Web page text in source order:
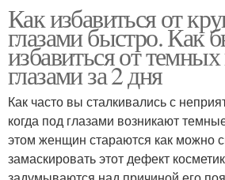
Как избавиться от
глазами быстро. Как
избавиться от
глазами за 2 дня
Как часто вы сталкивались с
когда под глазами возникают
этом женщин стараются как можно
замаскировать этот дефект